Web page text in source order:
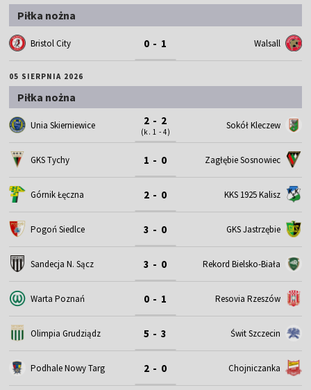
Piłka nożna
Bristol City 0 - 1 Walsall
05 SIERPNIA 2026
Piłka nożna
Unia Skierniewice 2 - 2
(k. 1 - 4)
Sokół Kleczew
GKS Tychy 1 - 0 Zagłębie Sosnowiec
Górnik Łęczna 2 - 0 KKS 1925 Kalisz
Pogoń Siedlce 3 - 0 GKS Jastrzębie
Sandecja N. Sącz 3 - 0 Rekord Bielsko-Biała
Warta Poznań 0 - 1 Resovia Rzeszów
Olimpia Grudziądz 5 - 3 Świt Szczecin
Podhale Nowy Targ 2 - 0 Chojniczanka